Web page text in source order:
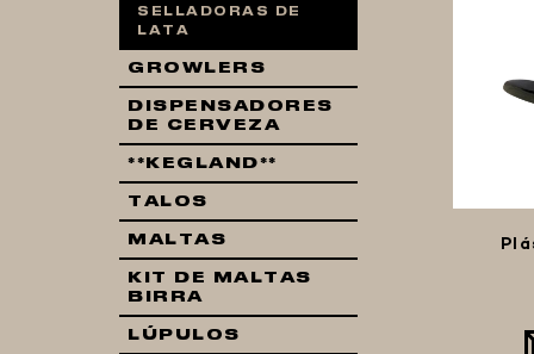
SELLADORAS DE
LATA
GROWLERS
DISPENSADORES
DE CERVEZA
**KEGLAND**
TALOS
MALTAS
KIT DE MALTAS
BIRRA
LÚPULOS